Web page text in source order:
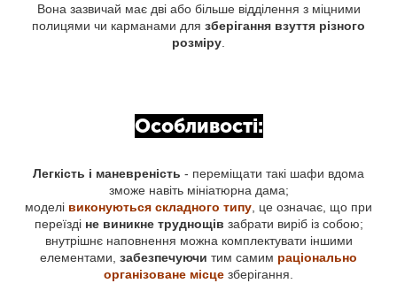
Вона зазвичай має дві або більше відділення з міцними
полицями чи карманами для зберігання взуття різного
розміру
Особливості:
Легкість і маневреність - переміщати такі шафи вдома
зможе навіть мініатюрна дама;
моделі виконуються складного типу , це означає, що при
переїзді не виникне труднощів забрати виріб із собою;
внутрішнє наповнення можна комплектувати іншими
елементами, забезпечуючи тим самим раціонально
організоване місце зберігання.